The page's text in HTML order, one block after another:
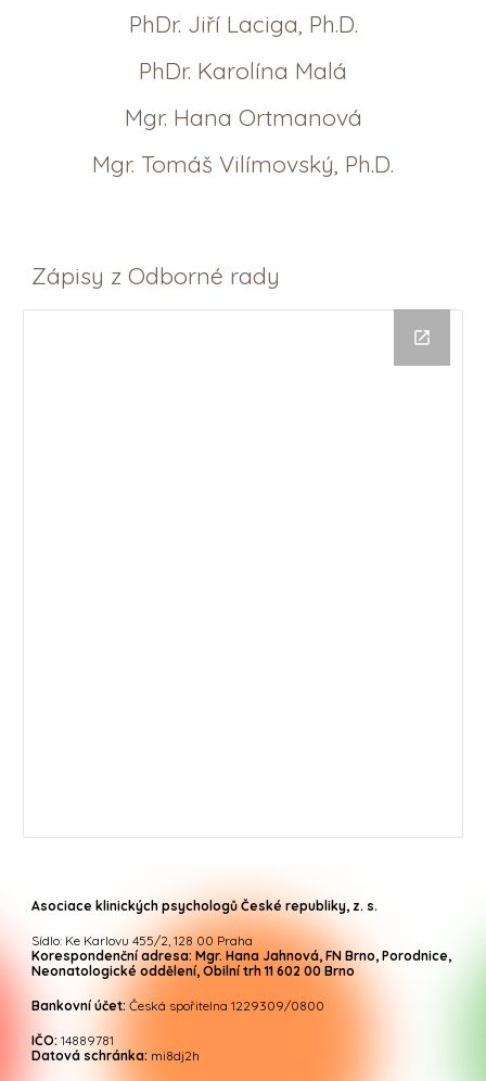
PhDr. Jiří Laciga, Ph.D.
PhDr. Karolína Malá
Mgr. Hana Ortmanová
Mgr. Tomáš Vilímovský, Ph.D.
Zápisy z Odborné rady
Asociace klinických psychologů České republiky, z. s.
Sídlo: Ke Karlovu 455/2, 128 00 Praha
Korespondenční adresa: Mgr. Hana Jahnová, FN Brno, Porodnice,
Neonatologické oddělení, Obilní trh 11 602 00 Brno
Bankovní účet:Česká spořitelna 1229309/0800
IČO:14889781
Datová schránka: mi8dj2h